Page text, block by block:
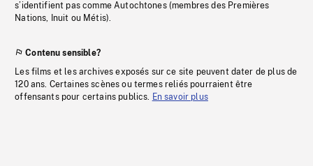
s’identifient pas comme Autochtones (membres des Premières
Nations, Inuit ou Métis).
Contenu sensible?
Les films et les archives exposés sur ce site peuvent dater de plus de
120 ans. Certaines scènes ou termes reliés pourraient être
offensants pour certains publics. En savoir plus